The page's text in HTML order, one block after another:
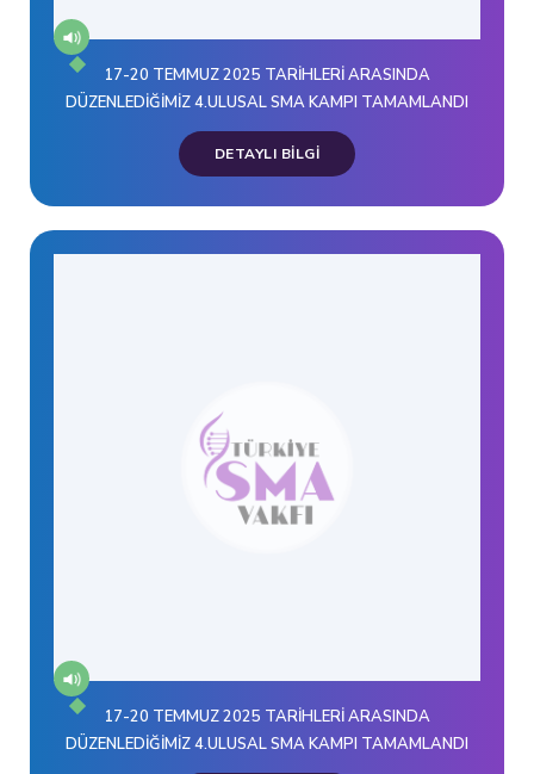
17-20 TEMMUZ 2025 TARİHLERİ ARASINDA
DÜZENLEDİĞİMİZ 4.ULUSAL SMA KAMPI TAMAMLANDI
17-20 TEMMUZ 2025 TARİHLERİ ARASINDA
DÜZENLEDİĞİMİZ 4.ULUSAL SMA KAMPI TAMAMLANDI